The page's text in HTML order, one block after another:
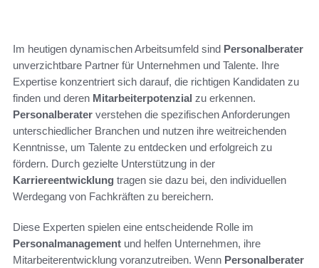
Im heutigen dynamischen Arbeitsumfeld sind Personalberater
unverzichtbare Partner für Unternehmen und Talente. Ihre
Expertise konzentriert sich darauf, die richtigen Kandidaten zu
finden und deren Mitarbeiterpotenzial zu erkennen.
Personalberater verstehen die spezifischen Anforderungen
unterschiedlicher Branchen und nutzen ihre weitreichenden
Kenntnisse, um Talente zu entdecken und erfolgreich zu
fördern. Durch gezielte Unterstützung in der
Karriereentwicklung tragen sie dazu bei, den individuellen
Werdegang von Fachkräften zu bereichern.
Diese Experten spielen eine entscheidende Rolle im
Personalmanagement und helfen Unternehmen, ihre
Mitarbeiterentwicklung voranzutreiben. Wenn Personalberater